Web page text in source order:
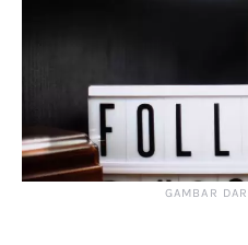
GAMBAR